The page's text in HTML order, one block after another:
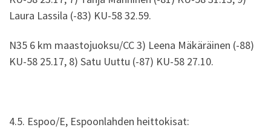
Laura Lassila (-83) KU-58 32.59.
N35 6 km maastojuoksu/CC 3) Leena Mäkäräinen (-88)
KU-58 25.17, 8) Satu Uuttu (-87) KU-58 27.10.
4.5. Espoo/E, Espoonlahden heittokisat: